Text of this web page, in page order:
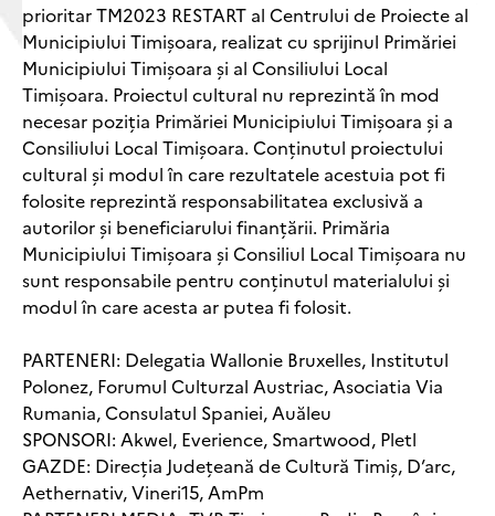
prioritar TM2023 RESTART al Centrului de Proiecte al
Municipiului Timișoara, realizat cu sprijinul Primăriei
Municipiului Timișoara și al Consiliului Local
Timișoara. Proiectul cultural nu reprezintă în mod
necesar poziția Primăriei Municipiului Timișoara și a
Consiliului Local Timișoara. Conținutul proiectului
cultural și modul în care rezultatele acestuia pot fi
folosite reprezintă responsabilitatea exclusivă a
autorilor și beneficiarului finanțării. Primăria
Municipiului Timișoara și Consiliul Local Timișoara nu
sunt responsabile pentru conținutul materialului și
modul în care acesta ar putea fi folosit.
PARTENERI: Delegatia Wallonie Bruxelles, Institutul
Polonez, Forumul Culturzal Austriac, Asociatia Via
Rumania, Consulatul Spaniei, Auăleu
SPONSORI: Akwel, Everience, Smartwood, Pletl
GAZDE: Direcția Județeană de Cultură Timiș, D’arc,
Aethernativ, Vineri15, AmPm